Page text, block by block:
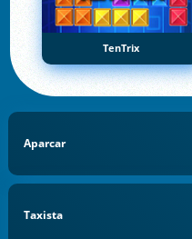
TenTrix
Aparcar
Taxista